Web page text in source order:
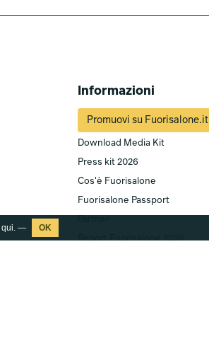
qui. —
Informazioni
Promuovi su Fuorisalone.it
Download Media Kit
Press kit 2026
Cos'è Fuorisalone
Fuorisalone Passport
Report Fuorisalone 2026